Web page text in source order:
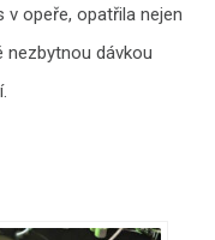
v opeře, opatřila nejen
nezbytnou dávkou